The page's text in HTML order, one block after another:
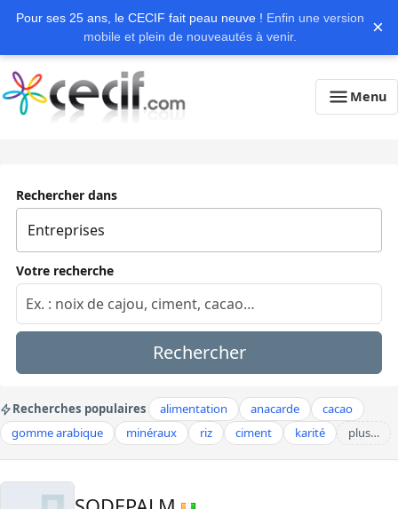
Pour ses 25 ans, le CECIF fait peau neuve ! Enfin une version
mobile et plein de nouveautés à venir.
×
Menu
Rechercher dans
Votre recherche
Rechercher
Recherches populaires alimentation anacarde
cacao
gomme arabique
minéraux riz ciment karité plus…